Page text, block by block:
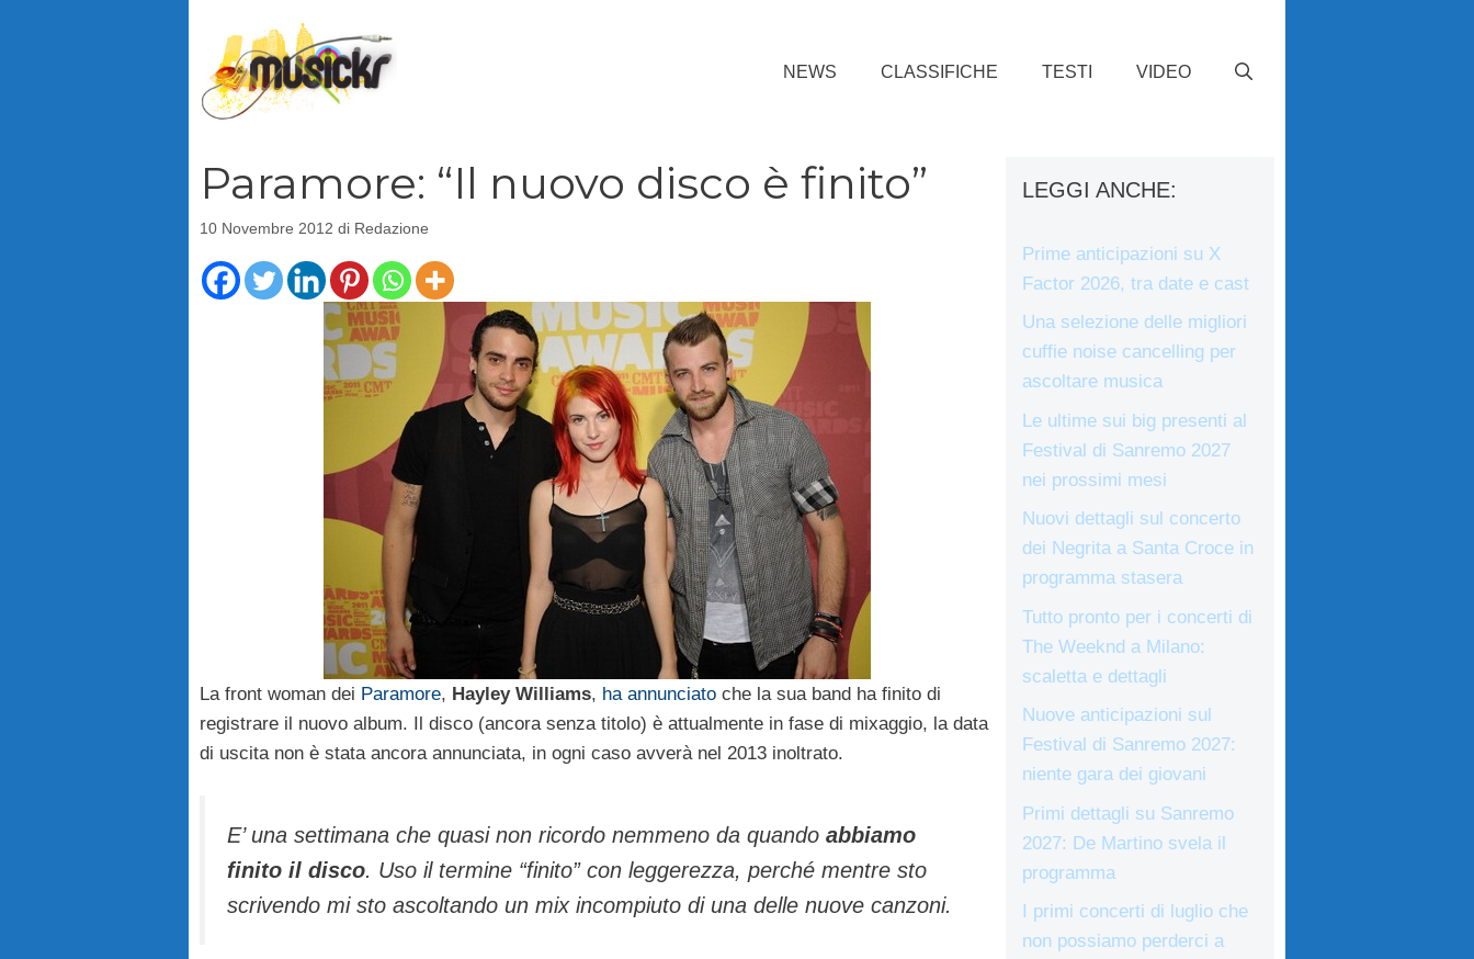
NEWS CLASSIFICHE TESTI VIDEO
Paramore: “Il nuovo disco è finito”
10 Novembre 2012 di Redazione
La front woman dei Paramore, Hayley Williams, ha annunciato che la sua band ha finito di
registrare il nuovo album. Il disco (ancora senza titolo) è attualmente in fase di mixaggio, la data
di uscita non è stata ancora annunciata, in ogni caso avverà nel 2013 inoltrato.
E’ una settimana che quasi non ricordo nemmeno da quando abbiamo
finito il disco. Uso il termine “finito” con leggerezza, perché mentre sto
scrivendo mi sto ascoltando un mix incompiuto di una delle nuove canzoni.
LEGGI ANCHE:
Prime anticipazioni su X
Factor 2026, tra date e cast
Una selezione delle migliori
cuffie noise cancelling per
ascoltare musica
Le ultime sui big presenti al
Festival di Sanremo 2027
nei prossimi mesi
Nuovi dettagli sul concerto
dei Negrita a Santa Croce in
programma stasera
Tutto pronto per i concerti di
The Weeknd a Milano:
scaletta e dettagli
Nuove anticipazioni sul
Festival di Sanremo 2027:
niente gara dei giovani
Primi dettagli su Sanremo
2027: De Martino svela il
programma
I primi concerti di luglio che
non possiamo perderci a